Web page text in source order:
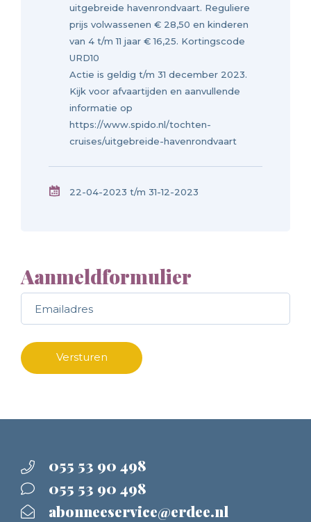
uitgebreide havenrondvaart. Reguliere
prijs volwassenen € 28,50 en kinderen
van 4 t/m 11 jaar € 16,25. Kortingscode
URD10
Actie is geldig t/m 31 december 2023.
Kijk voor afvaartijden en aanvullende
informatie op
https://www.spido.nl/tochten-
cruises/uitgebreide-havenrondvaart
22-04-2023 t/m 31-12-2023
Aanmeldformulier
Versturen
055 53 90 498
055 53 90 498
abonneeservice@erdee.nl